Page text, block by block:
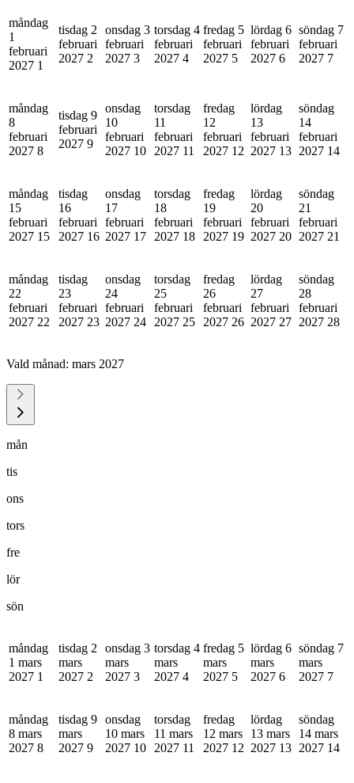
måndag
1
februari
2027 1
tisdag 2
februari
2027 2
onsdag 3
februari
2027 3
torsdag 4
februari
2027 4
fredag 5
februari
2027 5
lördag 6
februari
2027 6
söndag 7
februari
2027 7
måndag
8
februari
2027 8
tisdag 9
februari
2027 9
onsdag
10
februari
2027 10
torsdag
11
februari
2027 11
fredag
12
februari
2027 12
lördag
13
februari
2027 13
söndag
14
februari
2027 14
måndag
15
februari
2027 15
tisdag
16
februari
2027 16
onsdag
17
februari
2027 17
torsdag
18
februari
2027 18
fredag
19
februari
2027 19
lördag
20
februari
2027 20
söndag
21
februari
2027 21
måndag
22
februari
2027 22
tisdag
23
februari
2027 23
onsdag
24
februari
2027 24
torsdag
25
februari
2027 25
fredag
26
februari
2027 26
lördag
27
februari
2027 27
söndag
28
februari
2027 28
Vald månad: mars 2027
mån
tis
ons
tors
fre
lör
sön
måndag
1 mars
2027 1
tisdag 2
mars
2027 2
onsdag 3
mars
2027 3
torsdag 4
mars
2027 4
fredag 5
mars
2027 5
lördag 6
mars
2027 6
söndag 7
mars
2027 7
måndag
8 mars
2027 8
tisdag 9
mars
2027 9
onsdag
10 mars
2027 10
torsdag
11 mars
2027 11
fredag
12 mars
2027 12
lördag
13 mars
2027 13
söndag
14 mars
2027 14